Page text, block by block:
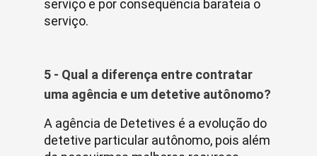
serviço e por consequência barateia o
serviço.
5 - Qual a diferença entre contratar
uma agência e um detetive autônomo?
A agência de Detetives é a evolução do
detetive particular autônomo, pois além